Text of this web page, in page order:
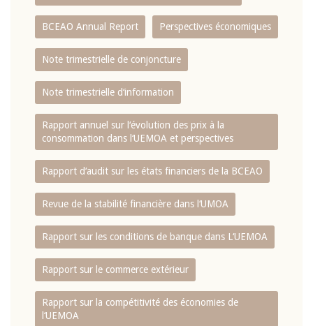
BCEAO Annual Report Perspectives économiques
Note trimestrielle de conjoncture
Note trimestrielle d‘information
Rapport annuel sur l‘évolution des prix à la
consommation dans l‘UEMOA et perspectives
Rapport d‘audit sur les états financiers de la BCEAO
Revue de la stabilité financière dans l‘UMOA
Rapport sur les conditions de banque dans L‘UEMOA
Rapport sur le commerce extérieur
Rapport sur la compétitivité des économies de
l‘UEMOA